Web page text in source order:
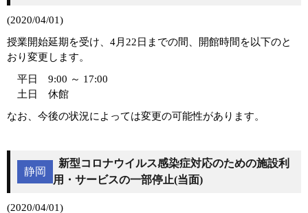
(2020/04/01)
授業開始延期を受け、4月22日までの間、開館時間を以下のと
おり変更します。
平日 9:00 ～ 17:00
土日 休館
なお、今後の状況によっては変更の可能性があります。
静岡
新型コロナウイルス感染症対応のための施設利
用・サービスの一部停止(当面)
(2020/04/01)